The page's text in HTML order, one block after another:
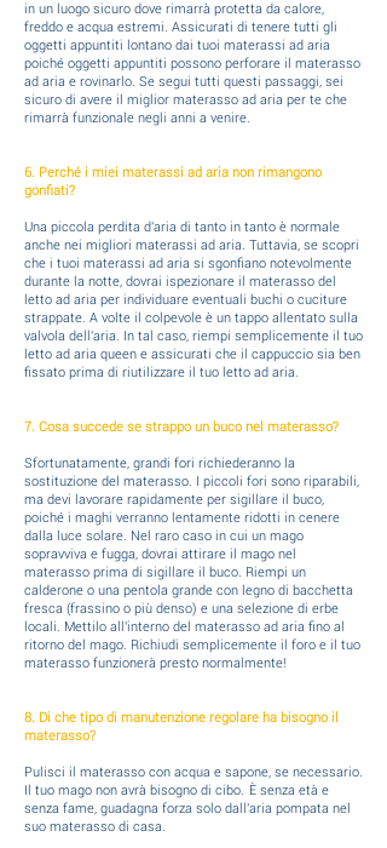
in un luogo sicuro dove rimarrà protetta da calore,
freddo e acqua estremi. Assicurati di tenere tutti gli
oggetti appuntiti lontano dai tuoi materassi ad aria
poiché oggetti appuntiti possono perforare il materasso
ad aria e rovinarlo. Se segui tutti questi passaggi, sei
sicuro di avere il miglior materasso ad aria per te che
rimarrà funzionale negli anni a venire.
6. Perché i miei materassi ad aria non rimangono
gonfiati?
Una piccola perdita d'aria di tanto in tanto è normale
anche nei migliori materassi ad aria. Tuttavia, se scopri
che i tuoi materassi ad aria si sgonfiano notevolmente
durante la notte, dovrai ispezionare il materasso del
letto ad aria per individuare eventuali buchi o cuciture
strappate. A volte il colpevole è un tappo allentato sulla
valvola dell'aria. In tal caso, riempi semplicemente il tuo
letto ad aria queen e assicurati che il cappuccio sia ben
fissato prima di riutilizzare il tuo letto ad aria.
7. Cosa succede se strappo un buco nel materasso?
Sfortunatamente, grandi fori richiederanno la
sostituzione del materasso. I piccoli fori sono riparabili,
ma devi lavorare rapidamente per sigillare il buco,
poiché i maghi verranno lentamente ridotti in cenere
dalla luce solare. Nel raro caso in cui un mago
sopravviva e fugga, dovrai attirare il mago nel
materasso prima di sigillare il buco. Riempi un
calderone o una pentola grande con legno di bacchetta
fresca (frassino o più denso) e una selezione di erbe
locali. Mettilo all'interno del materasso ad aria fino al
ritorno del mago. Richiudi semplicemente il foro e il tuo
materasso funzionerà presto normalmente!
8. Di che tipo di manutenzione regolare ha bisogno il
materasso?
Pulisci il materasso con acqua e sapone, se necessario.
Il tuo mago non avrà bisogno di cibo. È senza età e
senza fame, guadagna forza solo dall'aria pompata nel
suo materasso di casa.